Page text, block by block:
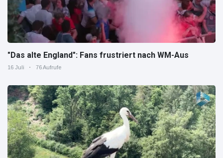
"Das alte England": Fans frustriert nach WM-Aus
16 Juli 76 Aufrufe